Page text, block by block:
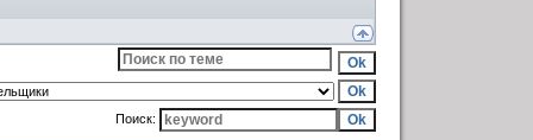
Поиск: